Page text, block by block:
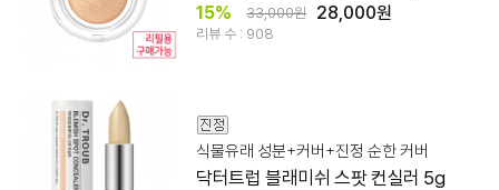
15% 33,000원 28,000원
리뷰 수 : 908
식물유래 성분+커버+진정 순한 커버
닥터트럽 블래미쉬 스팟 컨실러 5g